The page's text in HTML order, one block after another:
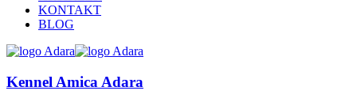
KONTAKT
BLOG
Kennel Amica Adara